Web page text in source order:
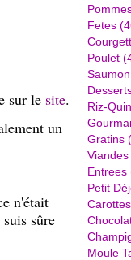
sur le site.
un
n'était
sûre
Fetes
Poulet
Saumon
Riz-
Gratins
Viandes
Entrees
Petit
Carottes
Moule